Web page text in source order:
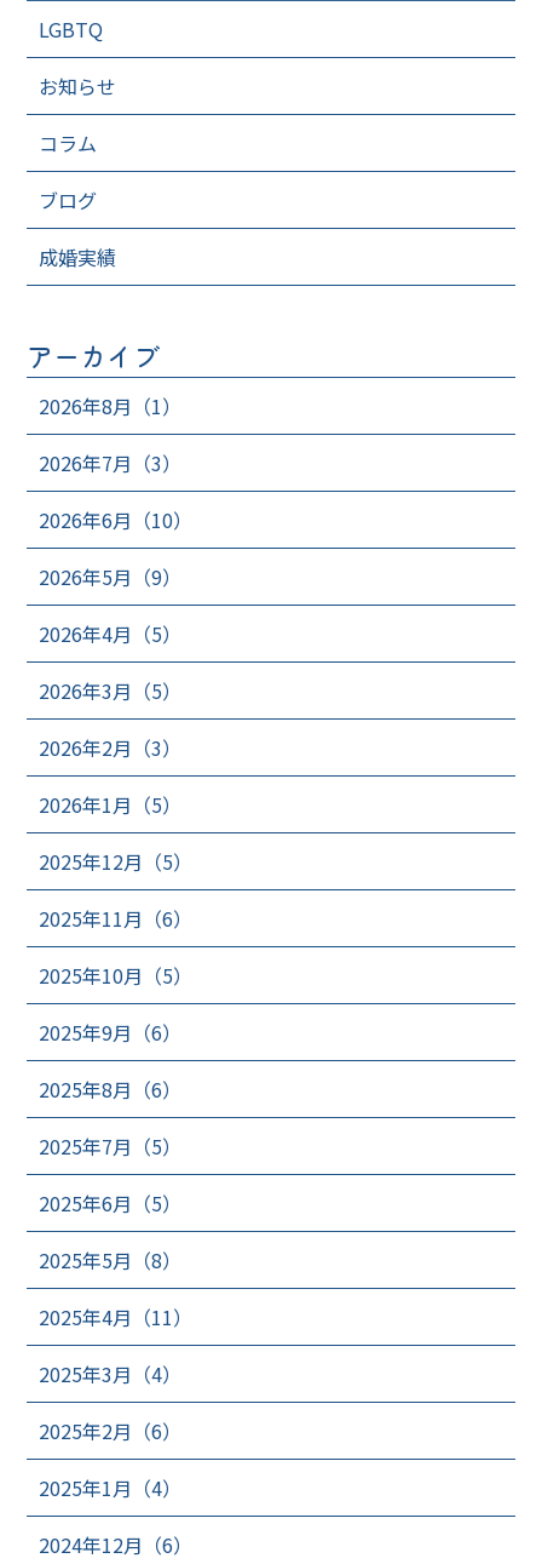
LGBTQ
お知らせ
コラム
ブログ
成婚実績
アーカイブ
2026年8月（1）
2026年7月（3）
2026年6月（10）
2026年5月（9）
2026年4月（5）
2026年3月（5）
2026年2月（3）
2026年1月（5）
2025年12月（5）
2025年11月（6）
2025年10月（5）
2025年9月（6）
2025年8月（6）
2025年7月（5）
2025年6月（5）
2025年5月（8）
2025年4月（11）
2025年3月（4）
2025年2月（6）
2025年1月（4）
2024年12月（6）